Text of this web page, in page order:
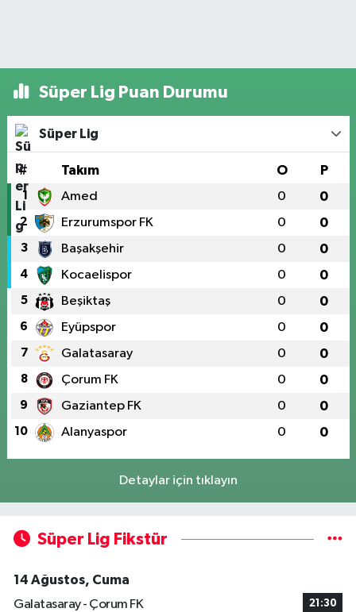
Süper Lig Puan Durumu
Süper Lig
# Takım O P
1 Amed 0 0
2 Erzurumspor FK 0 0
3 Başakşehir 0 0
4 Kocaelispor 0 0
5 Beşiktaş 0 0
6 Eyüpspor 0 0
7 Galatasaray 0 0
8 Çorum FK 0 0
9 Gaziantep FK 0 0
10 Alanyaspor 0 0
Detaylar için tıklayın
Süper Lig Fikstür
14 Ağustos, Cuma
Galatasaray - Çorum FK
21:30